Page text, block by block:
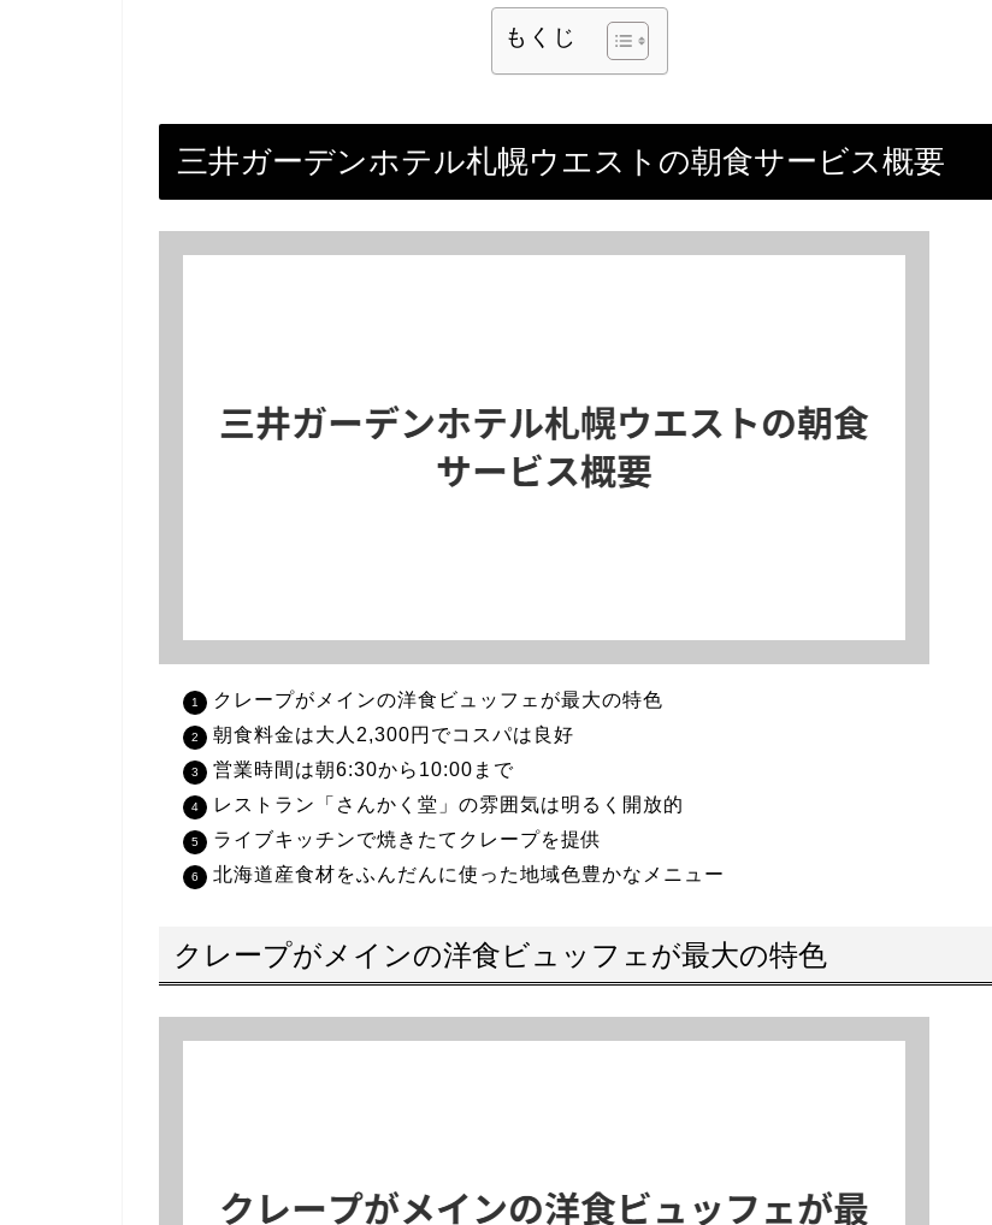
もくじ
三井ガーデンホテル札幌ウエストの朝食サービス概要
クレープがメインの洋食ビュッフェが最大の特色
朝食料金は大人2,300円でコスパは良好
営業時間は朝6:30から10:00まで
レストラン「さんかく堂」の雰囲気は明るく開放的
ライブキッチンで焼きたてクレープを提供
北海道産食材をふんだんに使った地域色豊かなメニュー
クレープがメインの洋食ビュッフェが最大の特色